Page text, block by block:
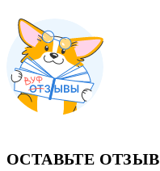
ОСТАВЬТЕ